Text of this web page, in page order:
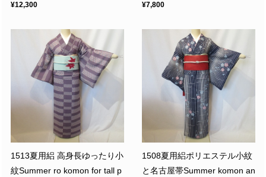
¥12,300 ¥7,800
1513夏用絽 高身長ゆったり小
紋Summer ro komon for tall p
1508夏用絽ポリエステル小紋
と名古屋帯Summer komon an